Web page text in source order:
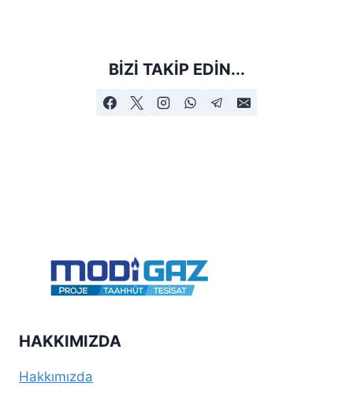
BIZI TAKIP EDIN...
HAKKIMIZDA
Hakkımızda